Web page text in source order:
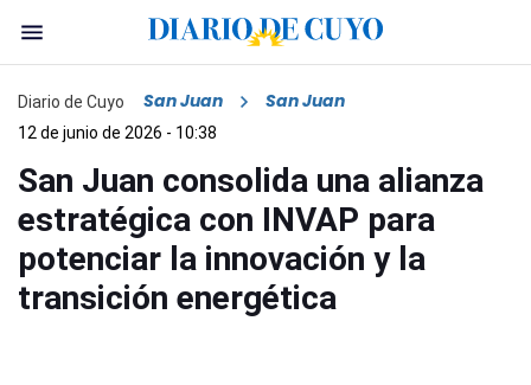
Diario de Cuyo San Juan San Juan
12 de junio de 2026 - 10:38
San Juan consolida una alianza
estratégica con INVAP para
potenciar la innovación y la
transición energética